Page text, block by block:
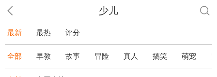
少儿
最新 最热 评分
全部 早教 故事 冒险 真人 搞笑 萌宠